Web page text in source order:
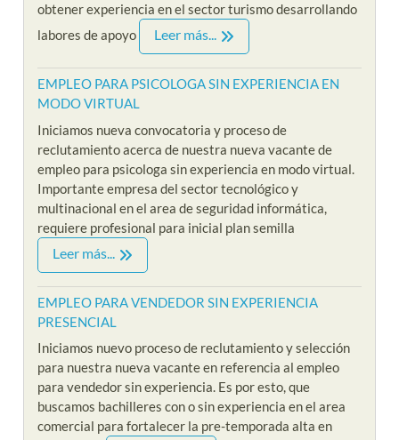
obtener experiencia en el sector turismo desarrollando
labores de apoyo
Leer más...
EMPLEO PARA PSICOLOGA SIN EXPERIENCIA EN
MODO VIRTUAL
Iniciamos nueva convocatoria y proceso de
reclutamiento acerca de nuestra nueva vacante de
empleo para psicologa sin experiencia en modo virtual.
Importante empresa del sector tecnológico y
multinacional en el area de seguridad informática,
requiere profesional para inicial plan semilla
Leer más...
EMPLEO PARA VENDEDOR SIN EXPERIENCIA
PRESENCIAL
Iniciamos nuevo proceso de reclutamiento y selección
para nuestra nueva vacante en referencia al empleo
para vendedor sin experiencia. Es por esto, que
buscamos bachilleres con o sin experiencia en el area
comercial para fortalecer la pre-temporada alta en